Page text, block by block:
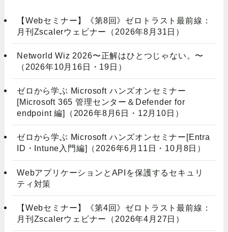
【Webセミナー】《第8回》ゼロトラスト最前線：
月刊Zscalerウェビナー（2026年8月31日）
Networld Wiz 2026〜正解はひとつじゃない。〜
（2026年10月16日・19日）
ゼロから学ぶ Microsoft ハンズオンセミナー
[Microsoft 365 管理センター＆Defender for
endpoint 編]（2026年8月6日・12月10日）
ゼロから学ぶ Microsoft ハンズオンセミナー[Entra
ID・Intune入門編]（2026年6月11日・10月8日）
WebアプリケーションとAPIを保護するセキュリ
ティ対策
【Webセミナー】《第4回》ゼロトラスト最前線：
月刊Zscalerウェビナー（2026年4月27日）